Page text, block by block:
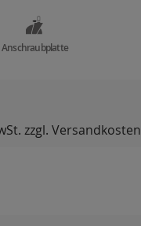
Anschraubplatte
zzgl. Versandkosten